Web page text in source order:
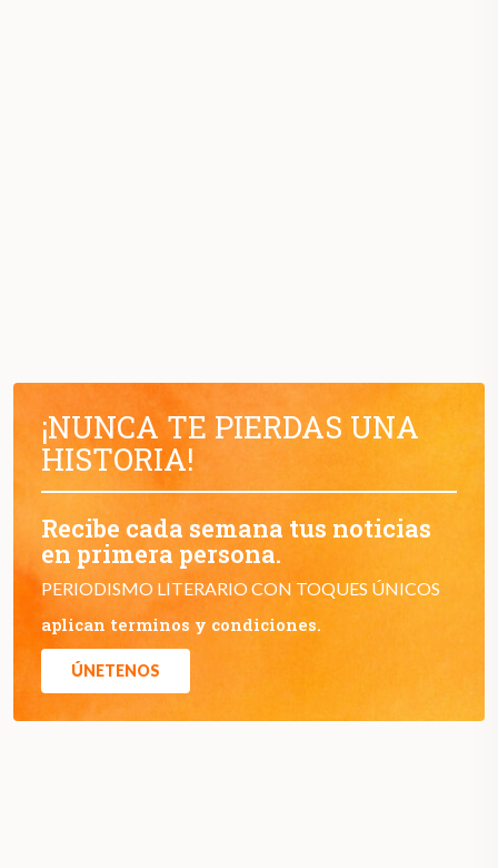
¡NUNCA TE PIERDAS UNA
HISTORIA!
Recibe cada semana tus noticias
en primera persona.
PERIODISMO LITERARIO CON TOQUES ÚNICOS
aplican terminos y condiciones.
ÚNETENOS